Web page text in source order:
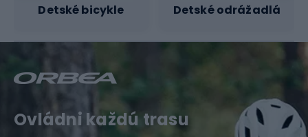
Detské bicykle Detské odrážadlá
Ovládni každú trasu